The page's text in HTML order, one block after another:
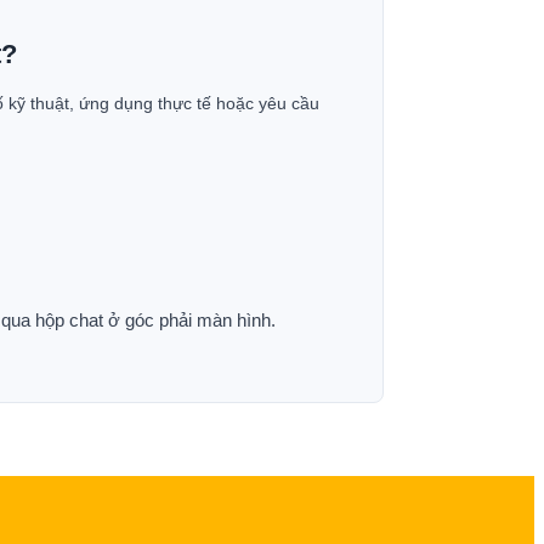
thuật, ứng dụng thực tế hoặc yêu cầu
hộp chat ở góc phải màn hình.